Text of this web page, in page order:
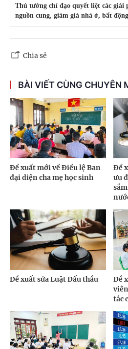
Thủ tướng chỉ đạo quyết liệt các giải
nguồn cung, giảm giá nhà ở, bất
Chia sẻ
BÀI VIẾT CÙNG CHUYÊN
Đề xuất mới về Điều lệ Ban
đại diện cha mẹ học sinh
Đề
ưu
Đề xuất sửa Luật Đấu thầu
Đề
tác